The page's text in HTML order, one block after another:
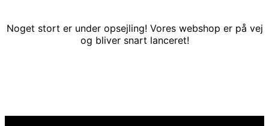
Noget stort er under opsejling! Vores webshop er på vej
og bliver snart lanceret!